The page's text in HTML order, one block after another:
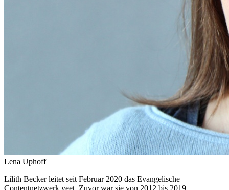
Lena Uphoff
Lilith Becker leitet seit Februar 2020 das Evangelische